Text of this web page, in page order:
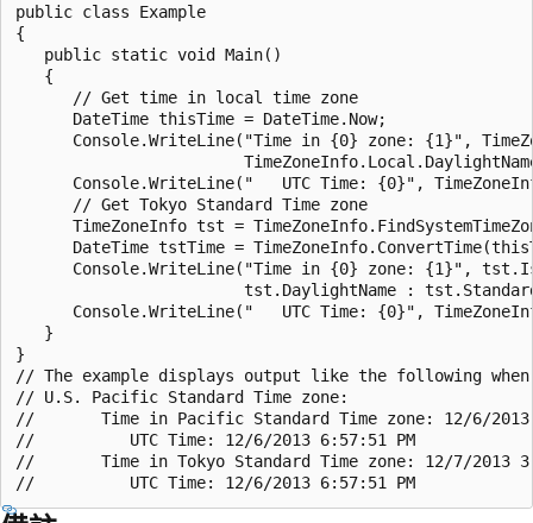
public class Example
{
   public static void Main()
   {
      // Get time in local time zone
      DateTime thisTime = DateTime.Now;
Console.WriteLine("Time in {0} zone: {1}",
Console.WriteLine("   UTC Time: {0}",
      // Get Tokyo Standard Time zone
TimeZoneInfo tst =
DateTime tstTime =
Console.WriteLine("Time in {0} zone: {1}",
tst.DaylightName :
Console.WriteLine("   UTC Time: {0}",
   }
}
// The example displays output like the following
// U.S. Pacific Standard Time zone:
//       Time in Pacific Standard Time zone: 12/6/2013
//          UTC Time: 12/6/2013 6:57:51 PM
//       Time in Tokyo Standard Time zone: 12/7/2013